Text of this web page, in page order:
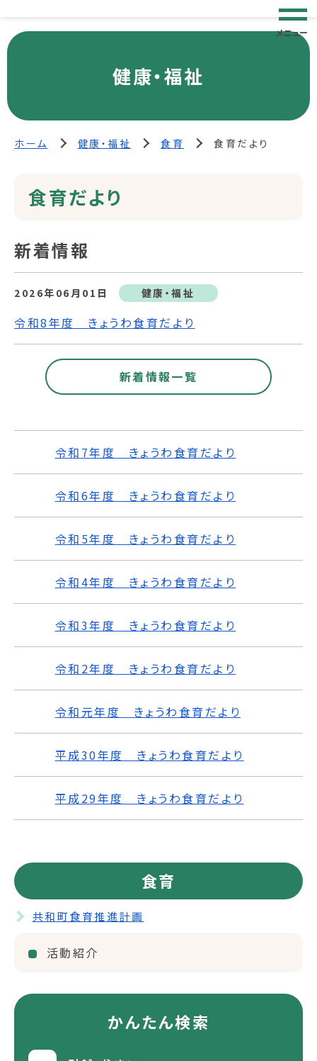
メニュー
健康・福祉
ホーム 健康・福祉 食育 食育だより
食育だより
新着情報
2026年06月01日 健康・福祉
令和8年度 きょうわ食育だより
新着情報一覧
令和7年度 きょうわ食育だより
令和6年度 きょうわ食育だより
令和5年度 きょうわ食育だより
令和4年度 きょうわ食育だより
令和3年度 きょうわ食育だより
令和2年度 きょうわ食育だより
令和元年度 きょうわ食育だより
平成30年度 きょうわ食育だより
平成29年度 きょうわ食育だより
食育
共和町食育推進計画
活動紹介
かんたん検索